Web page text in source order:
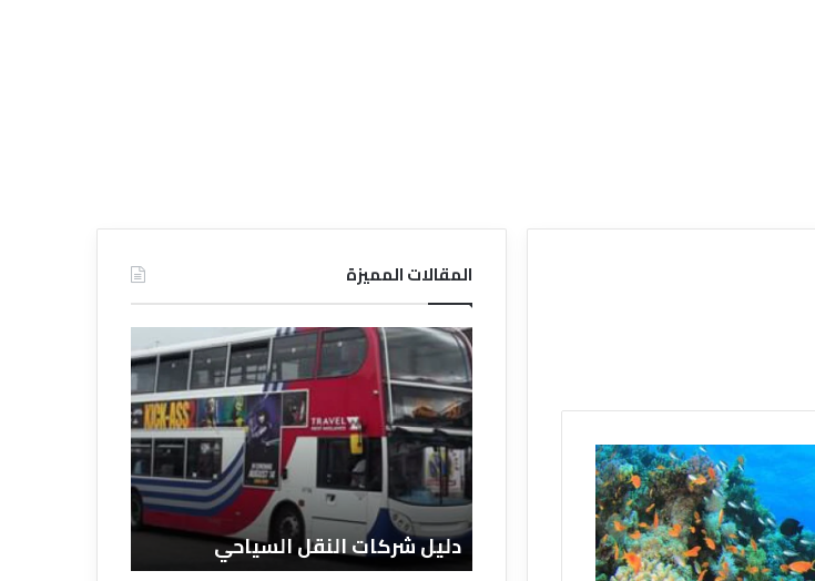
المقالات المميزة
ض
ت
ا
ل
عروض شركات النقل السياحي
د
ل
ي
ل
ش
ر
ا
ت
ل
دليل شركات النقل السياحي